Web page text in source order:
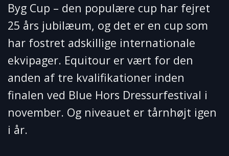
Byg Cup – den populære cup har fejret
25 års jubilæum, og det er en cup som
har fostret adskillige internationale
ekvipager. Equitour er vært for den
anden af tre kvalifikationer inden
finalen ved Blue Hors Dressurfestival i
november. Og niveauet er tårnhøjt igen
i år.